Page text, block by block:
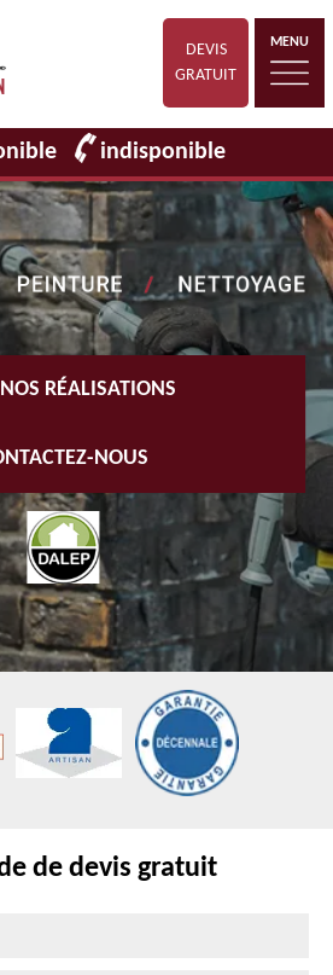
DEVIS
GRATUIT
MENU
indisponible
RÉALISATIONS
NOUS
de devis gratuit